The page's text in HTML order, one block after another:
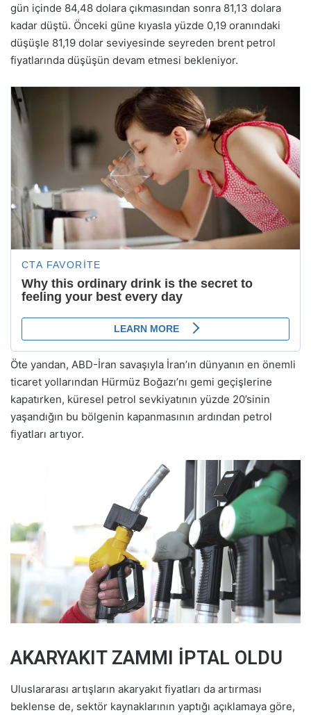
gün içinde 84,48 dolara çıkmasından sonra 81,13 dolara
kadar düştü. Önceki güne kıyasla yüzde 0,19 oranındaki
düşüşle 81,19 dolar seviyesinde seyreden brent petrol
fiyatlarında düşüşün devam etmesi bekleniyor.
Öte yandan, ABD-İran savaşıyla İran’ın dünyanın en önemli
ticaret yollarından Hürmüz Boğazı’nı gemi geçişlerine
kapatırken, küresel petrol sevkiyatının yüzde 20’sinin
yaşandığın bu bölgenin kapanmasının ardından petrol
fiyatları artıyor.
AKARYAKIT ZAMMI İPTAL OLDU
Uluslararası artışların akaryakıt fiyatları da artırması
beklense de, sektör kaynaklarının yaptığı açıklamaya göre,